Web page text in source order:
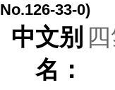
No.126-33-0)
中文别
名：